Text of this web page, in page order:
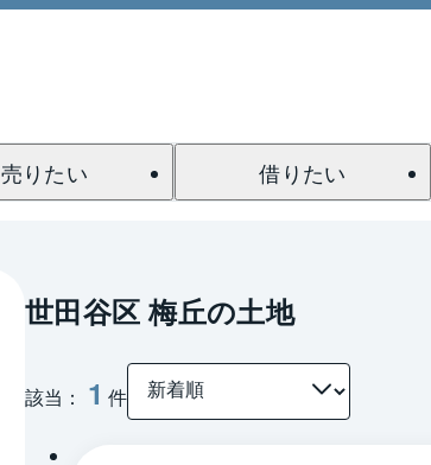
売りたい 借りたい
世田谷区 梅丘の土地
該当： 1 件
1 / 0